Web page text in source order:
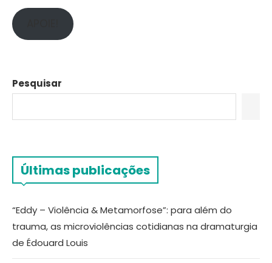
Pesquisar
Últimas publicações
“Eddy – Violência & Metamorfose”: para além do
trauma, as microviolências cotidianas na dramaturgia
de Édouard Louis